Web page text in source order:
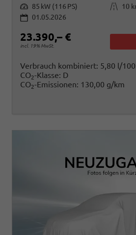
Leistung 85 kW (116 PS) Kilometerstand
10
01.05.2026
23.390,– €
incl. 19% MwSt.
Verbrauch kombiniert: 5,80 l/
CO2-Klasse: D
CO2-Emissionen: 130,00 g/km